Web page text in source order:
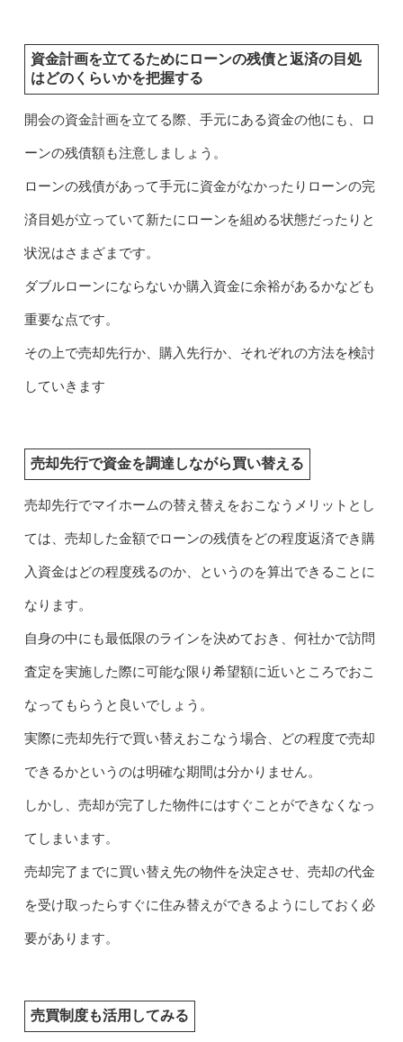
資金計画を立てるためにローンの残債と返済の目処
はどのくらいかを把握する
開会の資金計画を立てる際、手元にある資金の他にも、ロ
ーンの残債額も注意しましょう。
ローンの残債があって手元に資金がなかったりローンの完
済目処が立っていて新たにローンを組める状態だったりと
状況はさまざまです。
ダブルローンにならないか購入資金に余裕があるかなども
重要な点です。
その上で売却先行か、購入先行か、それぞれの方法を検討
していきます
売却先行で資金を調達しながら買い替える
売却先行でマイホームの替え替えをおこなうメリットとし
ては、売却した金額でローンの残債をどの程度返済でき購
入資金はどの程度残るのか、というのを算出できることに
なります。
自身の中にも最低限のラインを決めておき、何社かで訪問
査定を実施した際に可能な限り希望額に近いところでおこ
なってもらうと良いでしょう。
実際に売却先行で買い替えおこなう場合、どの程度で売却
できるかというのは明確な期間は分かりません。
しかし、売却が完了した物件にはすぐことができなくなっ
てしまいます。
売却完了までに買い替え先の物件を決定させ、売却の代金
を受け取ったらすぐに住み替えができるようにしておく必
要があります。
売買制度も活用してみる